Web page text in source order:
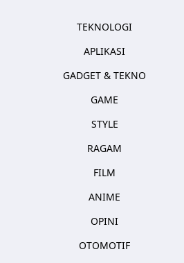
TEKNOLOGI
APLIKASI
GADGET & TEKNO
GAME
STYLE
RAGAM
FILM
ANIME
OPINI
OTOMOTIF